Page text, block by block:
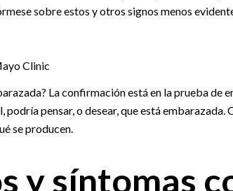
sobre estos y otros signos menos
Clinic
La confirmación está en la prueba de
podría pensar, o desear, que está
se producen.
y síntomas